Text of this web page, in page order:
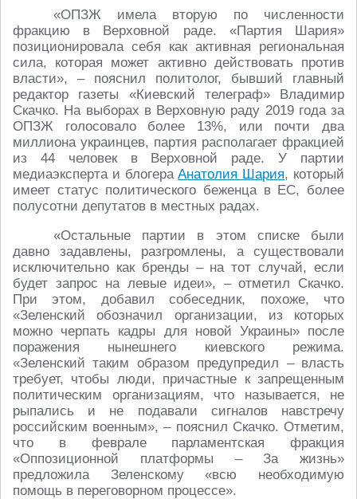
«ОПЗЖ имела вторую по численности
фракцию в Верховной раде. «Партия Шария»
позиционировала себя как активная региональная
сила, которая может активно действовать против
власти», – пояснил политолог, бывший главный
редактор газеты «Киевский телеграф» Владимир
Скачко. На выборах в Верховную раду 2019 года за
ОПЗЖ голосовало более 13%, или почти два
миллиона украинцев, партия располагает фракцией
из 44 человек в Верховной раде. У партии
медиаэксперта и блогераАнатолия Шария, который
имеет статус политического беженца в ЕС, более
полусотни депутатов в местных радах.
«Остальные партии в этом списке были
давно задавлены, разгромлены, а существовали
исключительно как бренды – на тот случай, если
будет запрос на левые идеи», – отметил Скачко.
При этом, добавил собеседник, похоже, что
«Зеленский обозначил организации, из которых
можно черпать кадры для новой Украины» после
поражения нынешнего киевского режима.
«Зеленский таким образом предупредил – власть
требует, чтобы люди, причастные к запрещенным
политическим организациям, что называется, не
рыпались и не подавали сигналов навстречу
российским военным», – пояснил Скачко. Отметим,
что в феврале парламентская фракция
«Оппозиционной платформы – За жизнь»
предложила Зеленскому «всю необходимую
помощь в переговорном процессе».